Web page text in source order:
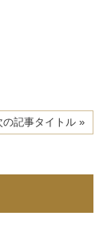
の記事タイトル »